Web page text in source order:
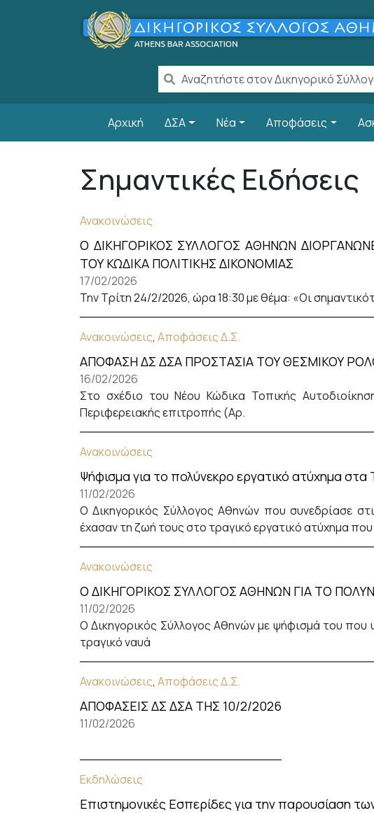
To
Παράκαμψη προς το κυρίως περιεχόμενο
Αρχική ΔΣΑ Νέα Αποφάσεις
Σημαντικές Ειδήσεις
Ανακοινώσεις
Ο ΔΙΚΗΓΟΡΙΚΟΣ ΣΥΛΛΟΓΟΣ ΑΘΗΝΩΝ
ΤΟΥ ΚΩΔΙΚΑ ΠΟΛΙΤΙΚΗΣ ΔΙΚΟΝΟΜΙΑΣ
17/02/2026
Την Τρίτη 24/2/2026, ώρα 18:30 με θέμα: «Οι
Ανακοινώσεις, Αποφάσεις Δ.Σ.
ΑΠΟΦΑΣΗ ΔΣ ΔΣΑ ΠΡΟΣΤΑΣΙΑ ΤΟΥ ΘΕΣΜΙΚΟΥ
16/02/2026
Στο σχέδιο του Νέου Κώδικα Τοπικής
Περιφερειακής επιτροπής (Αρ.
Ανακοινώσεις
Ψήφισμα για το πολύνεκρο εργατικό ατύχημα στα
11/02/2026
Ο Δικηγορικός Σύλλογος Αθηνών που συνεδρίασε
έχασαν τη ζωή τους στο τραγικό εργατικό ατύχημα
Ανακοινώσεις
Ο ΔΙΚΗΓΟΡΙΚΟΣ ΣΥΛΛΟΓΟΣ ΑΘΗΝΩΝ ΓΙΑ ΤΟ
11/02/2026
Ο Δικηγορικός Σύλλογος Αθηνών με ψήφισμά του που
τραγικό ναυά
Ανακοινώσεις, Αποφάσεις Δ.Σ.
ΑΠΟΦΑΣΕΙΣ ΔΣ ΔΣΑ ΤΗΣ 10/2/2026
11/02/2026
Εκδηλώσεις
Επιστημονικές Εσπερίδες για την παρουσίαση